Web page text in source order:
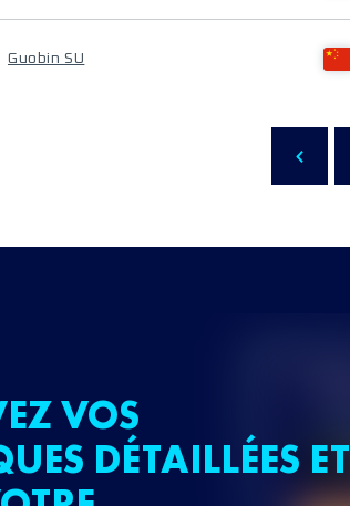
Guobin SU
VOS
DÉTAILLÉES ET